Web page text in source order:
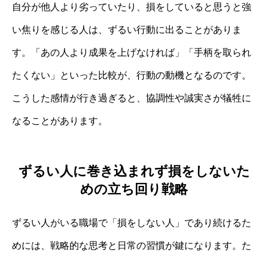
自分が他人より劣っていたり、損をしていると思うと強
い焦りを感じる人は、ずるい行動に出ることがありま
す。「あの人より成果を上げなければ」「手柄を取られ
たくない」といった比較が、行動の動機となるのです。
こうした感情が行き過ぎると、協調性や誠実さが犠牲に
なることがあります。
ずるい人に巻き込まれず損をしないた
めの立ち回り戦略
ずるい人がいる職場で「損をしない人」であり続けるた
めには、戦略的な思考と日常の習慣が鍵になります。た